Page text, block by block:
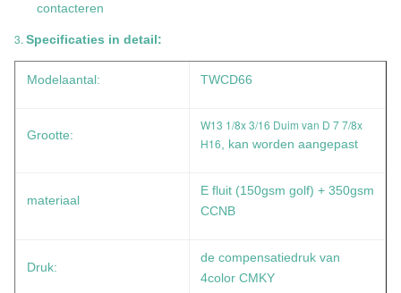
contacteren
3. Specificaties in detail:
Modelaantal: TWCD66
Grootte:
W13 1/8x 3/16 Duim van D 7 7/8x
H16 , kan worden aangepast
materiaal
E fluit (150gsm golf) + 350gsm
CCNB
Druk:
de compensatiedruk van
4color CMKY